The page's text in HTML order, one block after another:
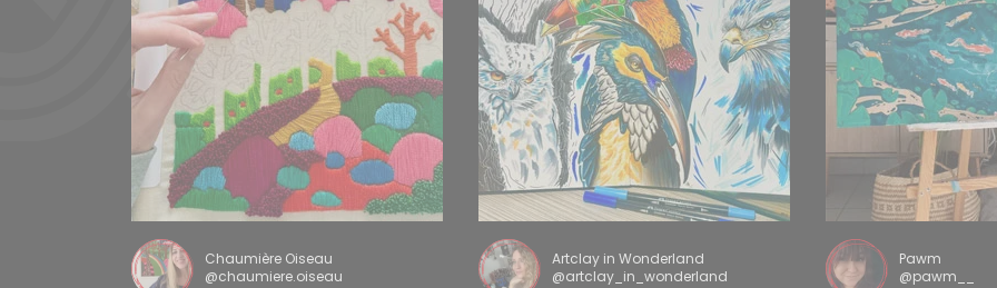
Chaumière Oiseau
@chaumiere.oiseau
Artclay in Wonderland
@artclay_in_wonderland
Pawm
@pawm__